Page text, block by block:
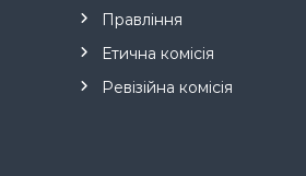
а
ц
Правління
Етична комісія
Ревізійна комісія